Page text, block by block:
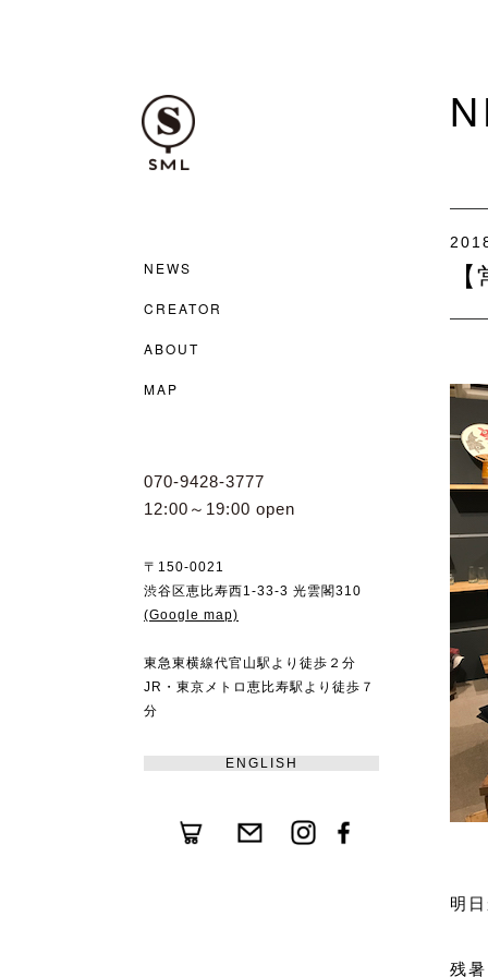
NEWS
CREATOR
ABOUT
MAP
070-9428-3777
12:00～19:00 open
〒150-0021
渋谷区恵比寿西1-33-3 光雲閣310
(Google map)
東急東横線代官山駅より徒歩２分
JR・東京メトロ恵比寿駅より徒歩７
分
ENGLISH
明
残